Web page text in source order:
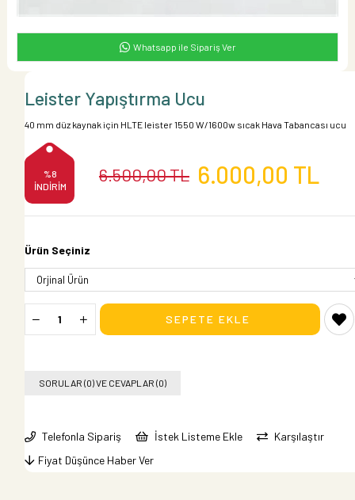
Whatsapp ile Sipariş Ver
Leister Yapıştırma Ucu
40 mm düz kaynak için HLTE leister 1550 W/1600w sıcak Hava Tabancası ucu
%8
İNDIRIM
6.500,00 TL 6.000,00 TL
Ürün Seçiniz
SORULAR (0) VE CEVAPLAR (0)
Telefonla Sipariş İstek Listeme Ekle
Karşılaştır
Fiyat Düşünce Haber Ver